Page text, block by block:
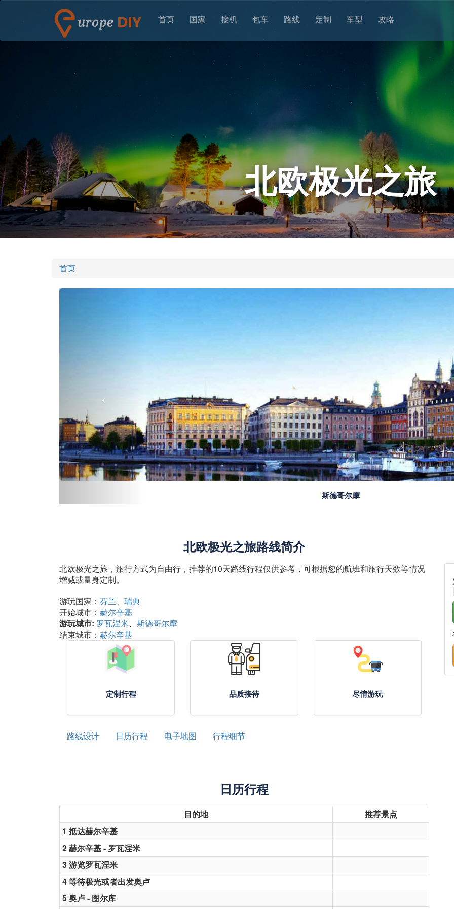
首页 国家 接机 包车 路线 定制 车型 攻略
北欧极光之旅
首页
赫尔辛基
北欧极光之旅路线简介
北欧极光之旅，旅行方式为自由行，推荐的10天路线行程仅供参考，可根据您的航班和旅行天数等情况
增减或量身定制。
游玩国家： 芬兰
瑞典
开始城市： 赫尔辛基
游玩城市: 罗瓦涅米
斯德哥尔摩
结束城市： 赫尔辛基
定制行程 品质接待 尽情游玩
路线设计 日历行程 电子地图 行程细节
日历行程
目的地
推荐景点
1 抵达赫尔辛基
2 赫尔辛基 - 罗瓦涅米
3 游览罗瓦涅米
4 等待极光或者出发奥卢
5 奥卢 - 图尔库